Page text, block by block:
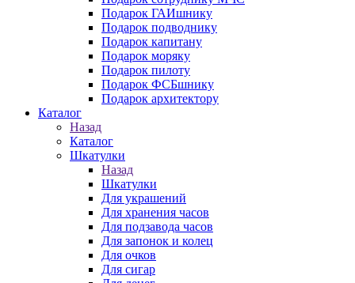
Подарок ГАИшнику
Подарок подводнику
Подарок капитану
Подарок моряку
Подарок пилоту
Подарок ФСБшнику
Подарок архитектору
Каталог
Назад
Каталог
Шкатулки
Назад
Шкатулки
Для украшений
Для хранения часов
Для подзавода часов
Для запонок и колец
Для очков
Для сигар